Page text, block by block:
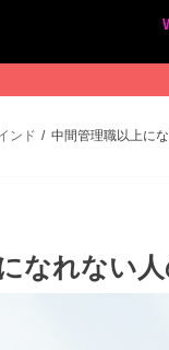
ンド 中間管理職以上に
なれない